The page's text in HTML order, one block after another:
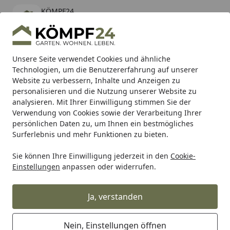
Unsere Seite verwendet Cookies und ähnliche
Technologien, um die Benutzererfahrung auf unserer
Website zu verbessern, Inhalte und Anzeigen zu
personalisieren und die Nutzung unserer Website zu
analysieren. Mit Ihrer Einwilligung stimmen Sie der
Verwendung von Cookies sowie der Verarbeitung Ihrer
persönlichen Daten zu, um Ihnen ein bestmögliches
Surferlebnis und mehr Funktionen zu bieten.
Sie können Ihre Einwilligung jederzeit in den Cookie-
Einstellungen anpassen oder widerrufen.
Ja, verstanden
Nein, Einstellungen öffnen
KÖMPF24
kostenlos - Im App Store
Hotline
Alle Produkte
Mein Konto
Suchen
Karibu Pools inkl. gratis Sandfilteranlage & Pool-
Starterset (Gesamtwert bis 468,99€)
Startseite
Wolfcraft Wolfcraft Werkstatteinrichtung
Wolfcraft Werkstatteinrichtung
Ihre Artikelübersicht